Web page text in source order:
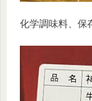
化学調味料、保